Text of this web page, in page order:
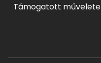
Támogatott